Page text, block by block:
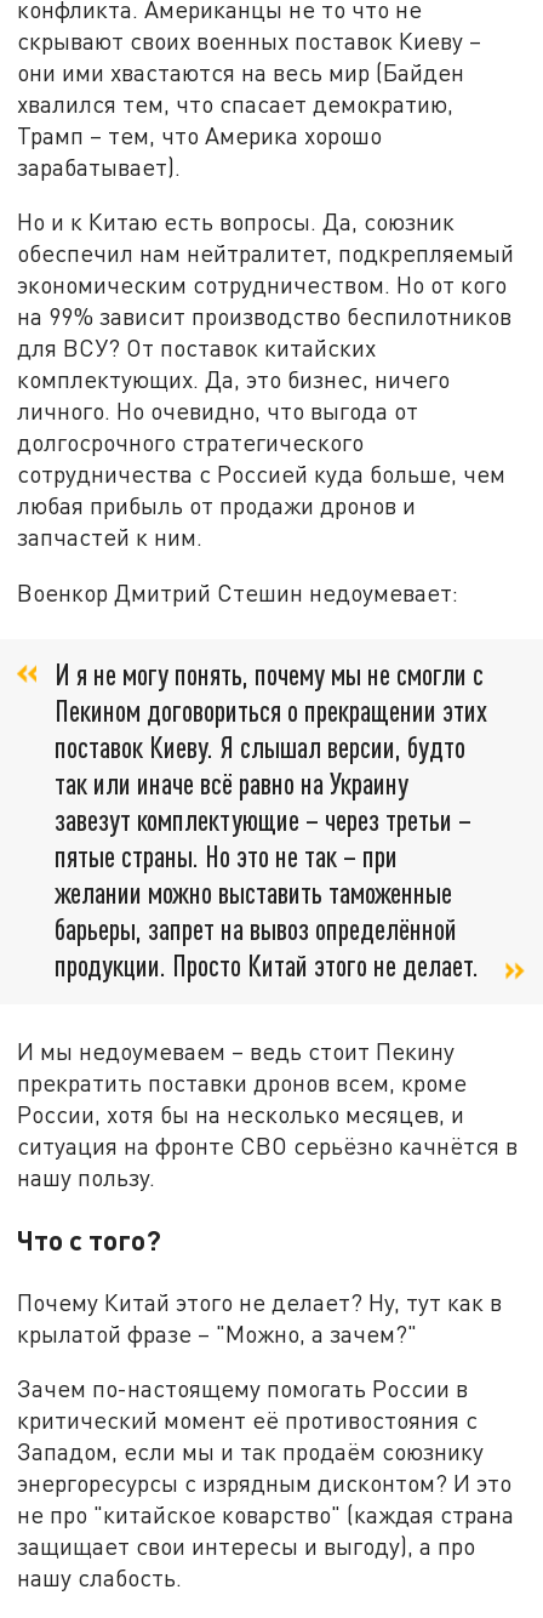
конфликта. Американцы не то что не
скрывают своих военных поставок Киеву –
они ими хвастаются на весь мир (Байден
хвалился тем, что спасает демократию,
Трамп – тем, что Америка хорошо
зарабатывает).
Но и к Китаю есть вопросы. Да, союзник
обеспечил нам нейтралитет, подкрепляемый
экономическим сотрудничеством. Но от кого
на 99% зависит производство беспилотников
для ВСУ? От поставок китайских
комплектующих. Да, это бизнес, ничего
личного. Но очевидно, что выгода от
долгосрочного стратегического
сотрудничества с Россией куда больше, чем
любая прибыль от продажи дронов и
запчастей к ним.
Военкор Дмитрий Стешин недоумевает:
И я не могу понять, почему мы не смогли с
Пекином договориться о прекращении этих
поставок Киеву. Я слышал версии, будто
так или иначе всё равно на Украину
завезут комплектующие – через третьи –
пятые страны. Но это не так – при
желании можно выставить таможенные
барьеры, запрет на вывоз определённой
продукции. Просто Китай этого не делает.
И мы недоумеваем – ведь стоит Пекину
прекратить поставки дронов всем, кроме
России, хотя бы на несколько месяцев, и
ситуация на фронте СВО серьёзно качнётся в
нашу пользу.
Что с того?
Почему Китай этого не делает? Ну, тут как в
крылатой фразе – "Можно, а зачем?"
Зачем по-настоящему помогать России в
критический момент её противостояния с
Западом, если мы и так продаём союзнику
энергоресурсы с изрядным дисконтом? И это
не про "китайское коварство" (каждая страна
защищает свои интересы и выгоду), а про
нашу слабость.